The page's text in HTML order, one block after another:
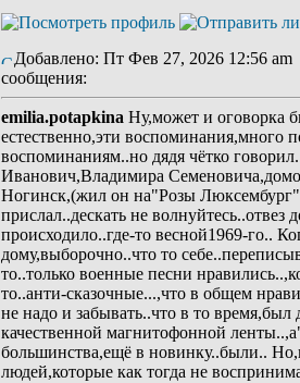
Добавлено: Пт Фев 27, 2026 12:56 am
сообщения:
emilia.potapkina Ну,может и оговорка
естественно,эти
воспоминаниям..но дядя чётко
Иванович,Владимира
Ногинск,(жил он на"Розы
прислал..дескать не
происходило..где-то весной1969-го..
дому,выборочно..что то
то..только военные песни
то..анти-сказочные...,что в общем
не надо и забывать..что в то
качественной магнитофонной
большинства,ещё в новинку..были..
людей,которые как тогда не